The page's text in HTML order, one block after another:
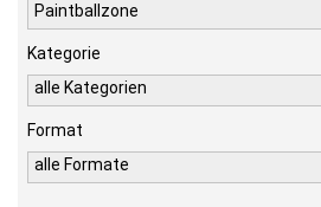
Paintballzone
Kategorie
alle Kategorien
Format
alle Formate